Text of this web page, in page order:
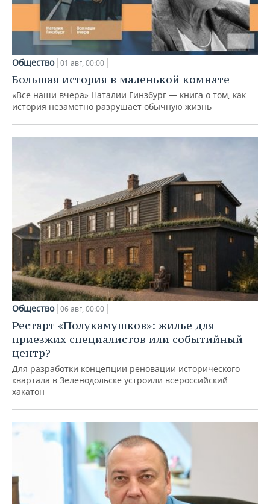
Общество 01 авг, 00:00
Большая история в маленькой комнате
«Все наши вчера» Наталии Гинзбург — книга о том, как
история незаметно разрушает обычную жизнь
Общество 06 авг, 00:00
Рестарт «Полукамушков»: жилье для
приезжих специалистов или событийный
центр?
Для разработки концепции реновации исторического
квартала в Зеленодольске устроили всероссийский
хакатон